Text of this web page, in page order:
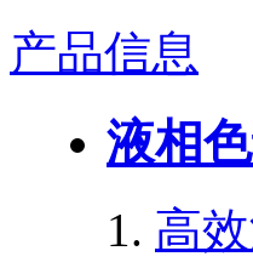
产品信息
液相
高